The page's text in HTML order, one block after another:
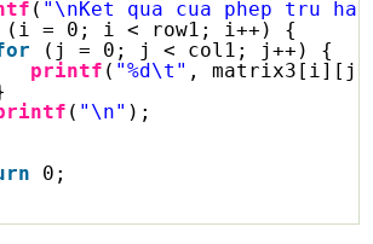
( "\nKet qua cua phep tru
(i = 0; i < row1; i++) {
(j = 0; j < col1; j++) {
printf ( "%d\t" ,
( "\n" );
0;